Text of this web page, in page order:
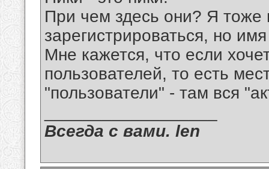
При чем здесь они? Я тоже
зарегистрироваться, но
Мне кажется, что если
пользователей, то есть
"пользователи" - там вся
Всегда с вами. len